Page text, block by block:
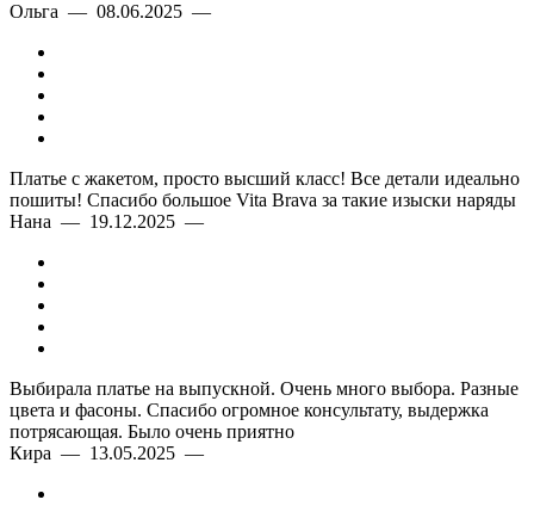
Ольга — 08.06.2025 —
Платье с жакетом, просто высший класс! Все детали идеально
пошиты! Спасибо большое Vita Brava за такие изыски наряды
Нана — 19.12.2025 —
Выбирала платье на выпускной. Очень много выбора. Разные
цвета и фасоны. Спасибо огромное консультату, выдержка
потрясающая. Было очень приятно
Кира — 13.05.2025 —